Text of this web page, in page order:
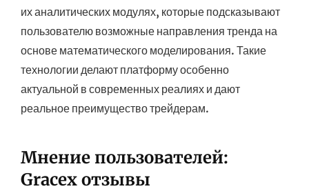
их аналитических модулях, которые подсказывают
пользователю возможные направления тренда на
основе математического моделирования. Такие
технологии делают платформу особенно
актуальной в современных реалиях и дают
реальное преимущество трейдерам.
Мнение пользователей:
Gracex отзывы